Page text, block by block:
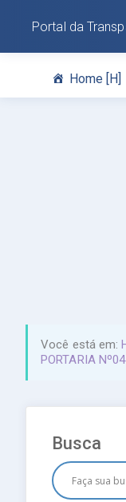
Home [H]
Portal da
Você está em:
PORTARIA
Busca